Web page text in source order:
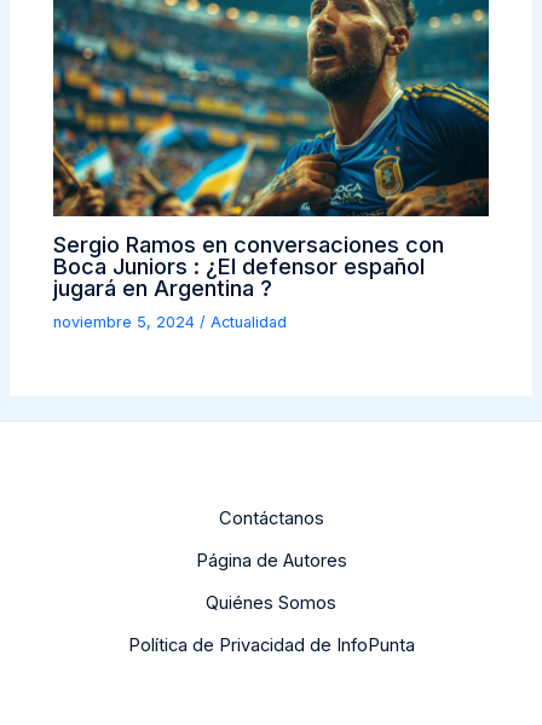
Sergio Ramos en conversaciones con
Boca Juniors : ¿El defensor español
jugará en Argentina ?
noviembre 5, 2024 /Actualidad
Contáctanos
Página de Autores
Quiénes Somos
Política de Privacidad de InfoPunta